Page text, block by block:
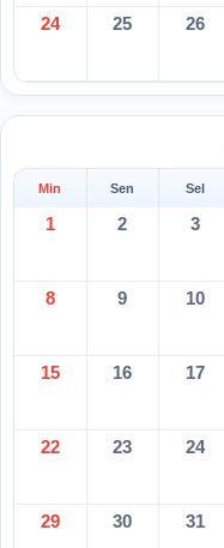
24 25 26
Min Sen Sel
1 2 3
8 9 10
15 16 17
22 23 24
29 30 31